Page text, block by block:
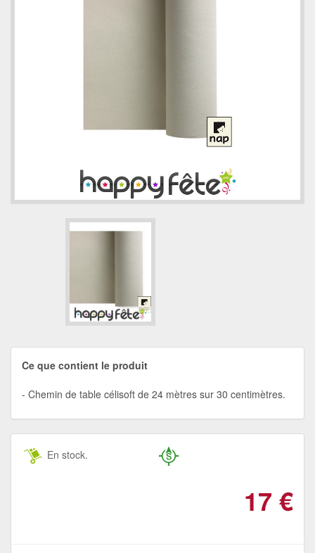
Ce que contient le produit
Chemin de table célisoft de 24 mètres sur 30 centimètres.
En stock.
17 €